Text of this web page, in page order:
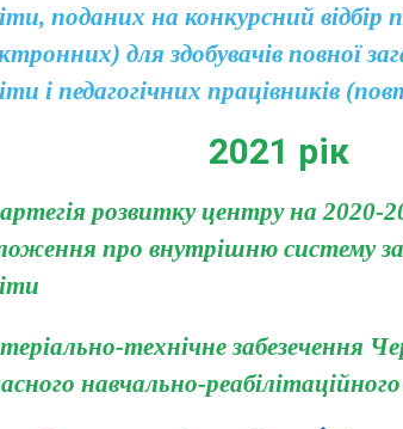
поданих на конкурсний відбір
для здобувачів повної
і педагогічних працівників
2021 рік
розвитку центру на 2020-
про внутрішню систему
технічне забезечення
навчально-